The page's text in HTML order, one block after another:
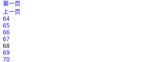
第一页
上一页
64
65
66
67
68
69
70